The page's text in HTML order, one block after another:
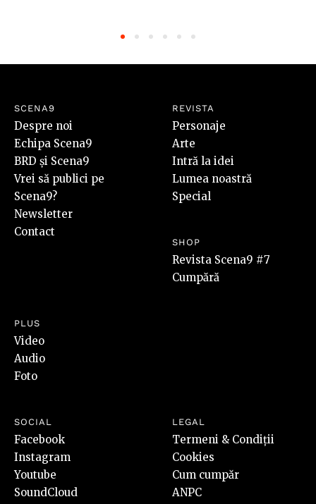
SCENA9
Despre noi
Echipa Scena9
BRD și Scena9
Vrei să publici pe
Scena9?
Newsletter
Contact
REVISTA
Personaje
Arte
Intră la idei
Lumea noastră
Special
SHOP
Revista Scena9 #7
Cumpără
PLUS
Video
Audio
Foto
SOCIAL
Facebook
Instagram
Youtube
SoundCloud
LEGAL
Termeni & Condiții
Cookies
Cum cumpăr
ANPC